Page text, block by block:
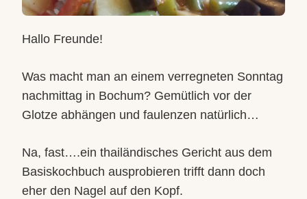
Hallo Freunde!
Was macht man an einem verregneten Sonntag
nachmittag in Bochum? Gemütlich vor der
Glotze abhängen und faulenzen natürlich…
Na, fast….ein thailändisches Gericht aus dem
Basiskochbuch ausprobieren trifft dann doch
eher den Nagel auf den Kopf.